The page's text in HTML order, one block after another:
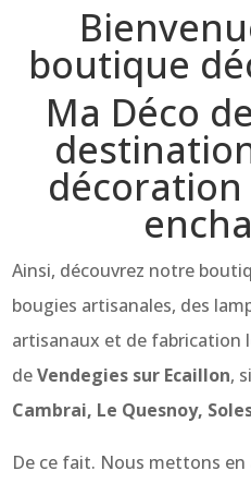
boutique
Ma Déco
décoration
Ainsi, découvrez notre
bougies artisanales, des
artisanaux et de fabrication
deVendegies sur Ecaillon,
Cambrai, Le Quesnoy,
De ce fait. Nous mettons